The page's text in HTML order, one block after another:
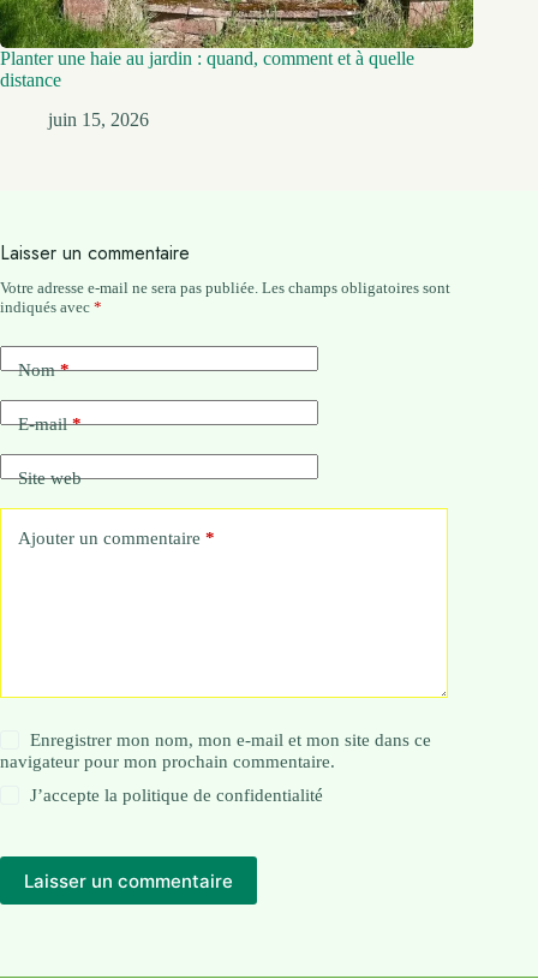
Planter une haie au jardin : quand, comment et à quelle
distance
juin 15, 2026
Laisser un commentaire
Votre adresse e-mail ne sera pas publiée. Les champs obligatoires sont
indiqués avec *
Nom*
E-mail*
Site web
Ajouter un commentaire *
Enregistrer mon nom, mon e-mail et mon site dans ce
navigateur pour mon prochain commentaire.
J’accepte lapolitique de confidentialité
Laisser un commentaire